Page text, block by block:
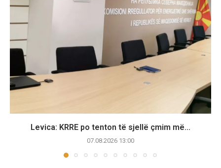
Levica: KRRE po tenton të sjellë çmim më...
07.08.2026 13:00